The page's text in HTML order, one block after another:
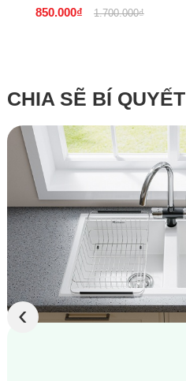
TPHCM, BÌNH DƯƠNG,
850.000₫ 1.700.000₫
CHIA SẼ BÍ QUYẾT
‹